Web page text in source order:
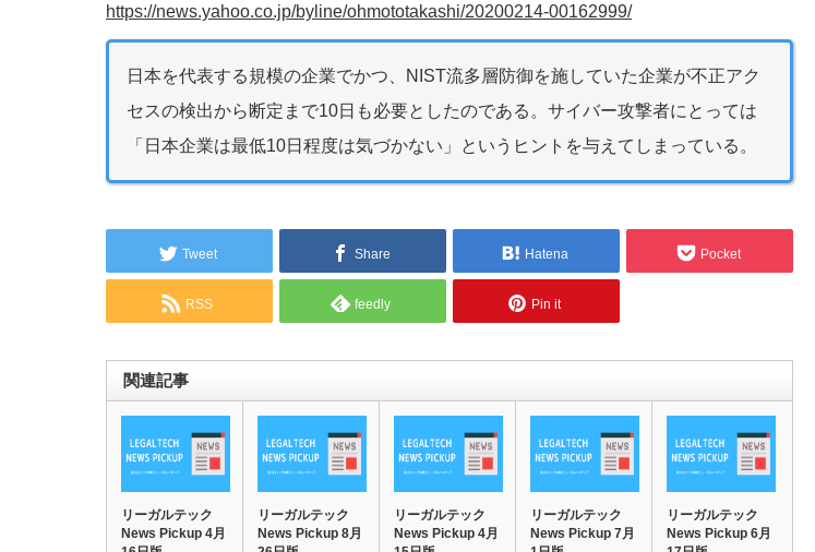
https://news.yahoo.co.jp/byline/ohmototakashi/20200214-00162999/
日本を代表する規模の企業でかつ、NIST流多層防御を施していた企業が不正アク
セスの検出から断定まで10日も必要としたのである。サイバー攻撃者にとっては
「日本企業は最低10日程度は気づかない」というヒントを与えてしまっている。
Tweet Share Hatena Pocket
RSS feedly Pin it
関連記事
リーガルテック
News Pickup 4月
リーガルテック
News Pickup 8月
リーガルテック
News Pickup 4月
リーガルテック
News Pickup 7月
リーガルテック
News Pickup 6月